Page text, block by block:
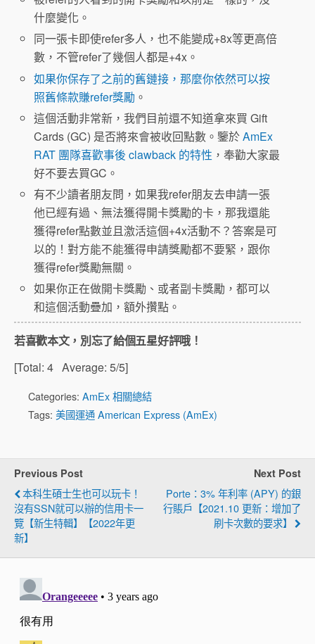
什麼變化。
同一張卡即使refer多人，也不能變成+8x等更高倍
數，不管refer了幾個人都是+4x。
如果你保存了之前的舊鏈接，那麼你依然可以按
照舊條款賺refer獎勵 。
這個活動非常新，我們目前還不知道拿來買 Gift
Cards (GC) 是否將來會被收回點數。鑒於AmEx
RAT 團隊喜歡事後 clawback 的特性 ，奉勸大家最
好不要去買GC。
有不少讀者朋友問，如果我refer朋友去申請一張
他已經有過、無法獲得開卡獎勵的卡，那我還能
獲得refer點數並且激活這個+4x活動不？答案是可
以的！對方能不能獲得申請獎勵都不要緊，跟你
獲得refer獎勵無關。
如果你正在做開卡獎勵、或者副卡獎勵，都可以
和這個活動疊加，額外攢點。
若喜歡本文，別忘了給個五星好評哦！
[Total: 4 Average: 5/5]
Categories: AmEx 相關總結
Tags: 美國運通 American Express (AmEx)
Previous Post
本科生碩士生也可以玩卡！
沒有SSN就可以辦的信用卡一
覽【新生特輯】【2022年更
新】
Next Post
Porte：3% 年利率 (APY) 的銀
行賬戶【2021.10 更新：增加了
刷卡次數的要求】